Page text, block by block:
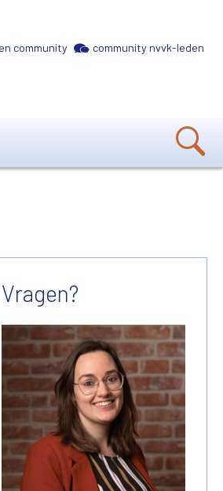
community community nvvk-leden
Vragen?